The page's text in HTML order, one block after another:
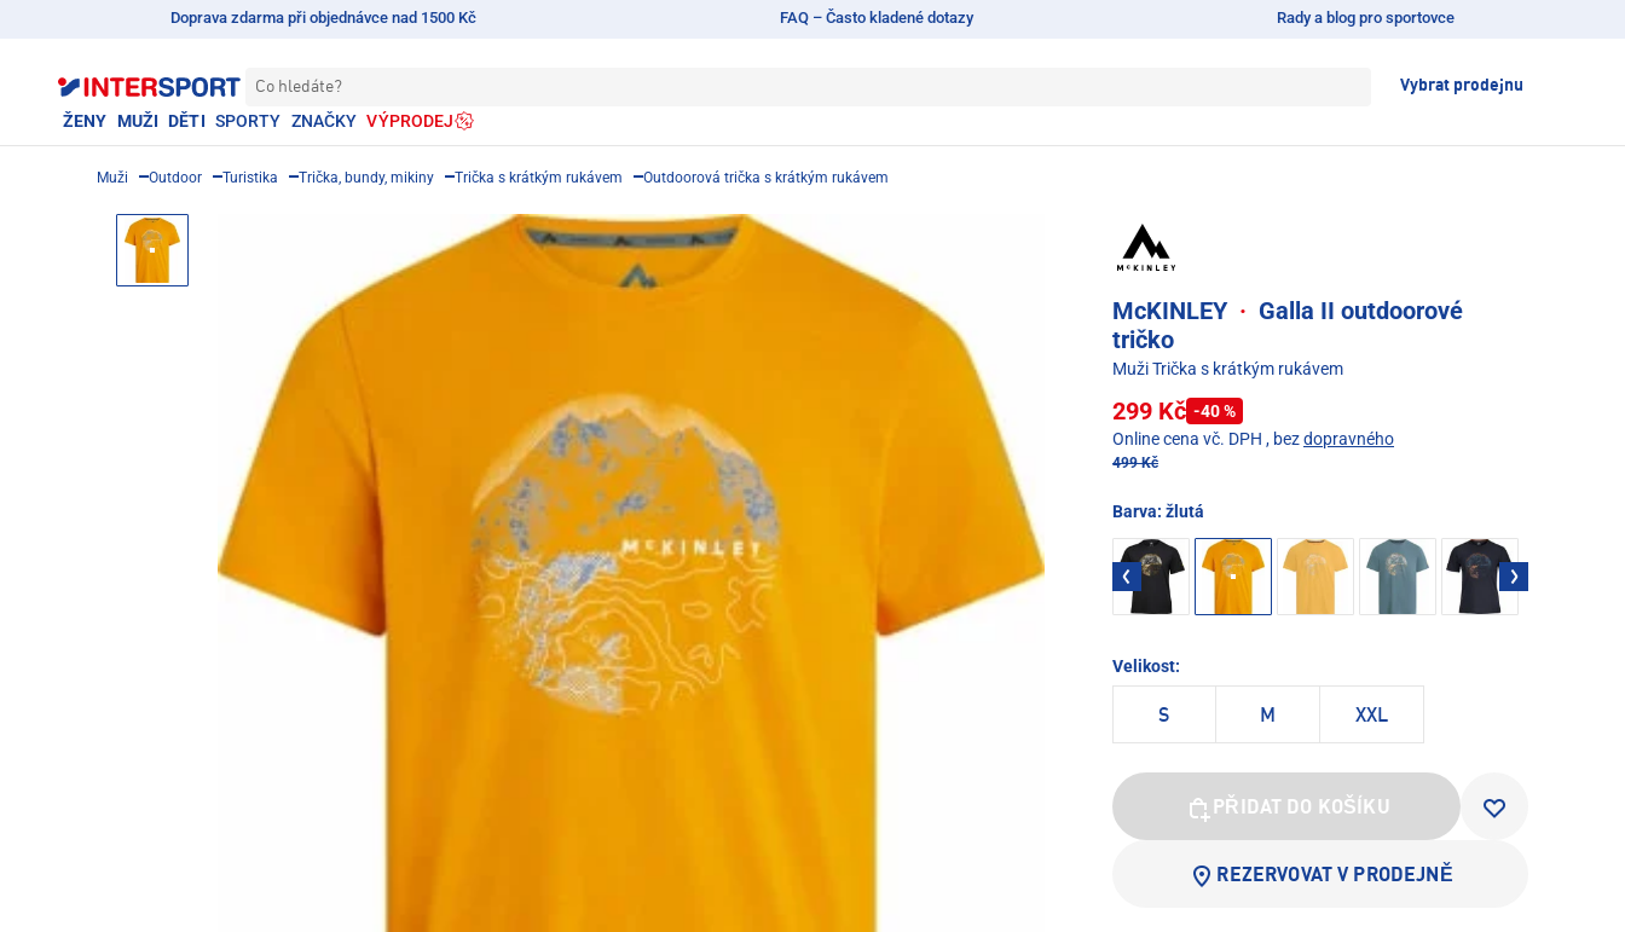
Doprava zdarma při objednávce nad 1500 Kč FAQ – Často kladené dotazy Rady a blog pro sportovce
Co hledáte? Vybrat prodejnu
ŽENY MUŽI DĚTI SPORTY ZNAČKY VÝPRODEJ
Muži Outdoor Turistika Trička, bundy, mikiny Trička s krátkým rukávem Outdoorová trička s krátkým rukávem
McKINLEY · Galla II outdoorové
tričko
Muži Trička s krátkým rukávem
299 Kč -40 %
Online cena vč. DPH , bezdopravného
499 Kč
Barva: žlutá
Velikost:
S M XXL
PŘIDAT DO KOŠÍKU
REZERVOVAT V PRODEJNĚ